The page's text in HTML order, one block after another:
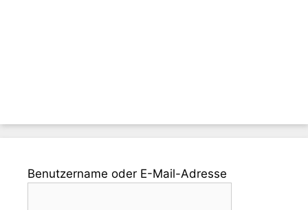
Benutzername oder E-Mail-Adresse